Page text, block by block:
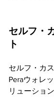
セルフ・
ト
セルフ・カ
Peraウォレ
リューショ